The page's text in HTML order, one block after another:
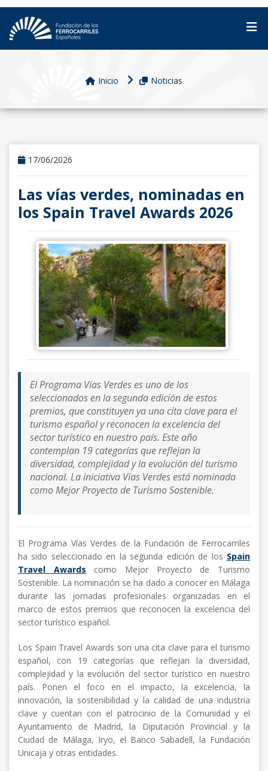
Inicio Noticias
17/06/2026
Las vías verdes, nominadas en
los Spain Travel Awards 2026
El Programa Vías Verdes es uno de los
seleccionados en la segunda edición de estos
premios, que constituyen ya una cita clave para el
turismo español y reconocen la excelencia del
sector turístico en nuestro país. Este año
contemplan 19 categorías que reflejan la
diversidad, complejidad y la evolución del turismo
nacional. La iniciativa Vías Verdes está nominada
como Mejor Proyecto de Turismo Sostenible.
El Programa Vías Verdes de la Fundación de Ferrocarriles
ha sido seleccionado en la segunda edición de los Spain
Travel Awards como Mejor Proyecto de Turismo
Sostenible. La nominación se ha dado a conocer en Málaga
durante las jornadas profesionales organizadas en el
marco de estos premios que reconocen la excelencia del
sector turístico español.
Los Spain Travel Awards son una cita clave para el turismo
español, con 19 categorías que reflejan la diversidad,
complejidad y la evolución del sector turístico en nuestro
país. Ponen el foco en el impacto, la excelencia, la
innovación, la sostenibilidad y la calidad de una industria
clave y cuentan con el patrocinio de la Comunidad y el
Ayuntamiento de Madrid, la Diputación Provincial y la
Ciudad de Málaga, Iryo, el Banco Sabadell, la Fundación
Unicaja y otras entidades.